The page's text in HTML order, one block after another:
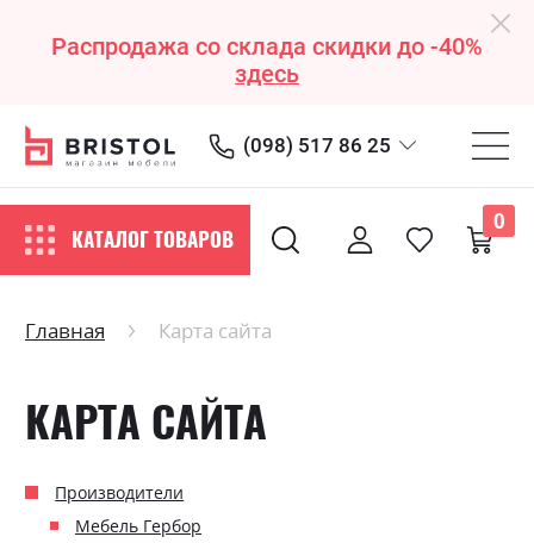
Распродажа со склада скидки до -40%
здесь
(098) 517 86 25
КАТАЛОГ ТОВАРОВ
0
Главная Карта сайта
КАРТА САЙТА
Производители
Мебель Гербор